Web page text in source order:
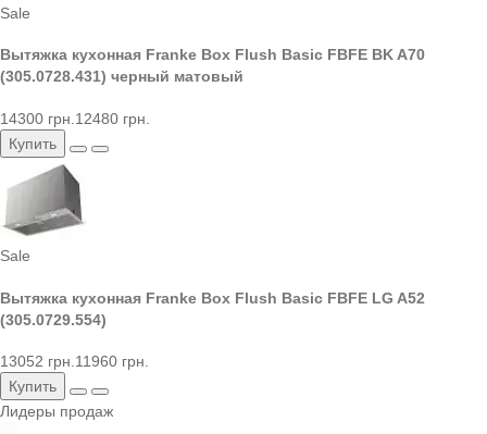
Sale
Вытяжка кухонная Franke Box Flush Basic FBFE BK A70
(305.0728.431) черный матовый
14300 грн. 12480 грн.
Купить
Sale
Вытяжка кухонная Franke Box Flush Basic FBFE LG A52
(305.0729.554)
13052 грн.11960 грн.
Купить
Лидеры продаж